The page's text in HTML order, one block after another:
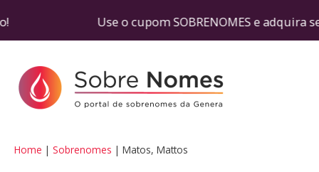
Use o cupom SOBRENOMES e adquira
Home Sobrenomes Matos, Mattos